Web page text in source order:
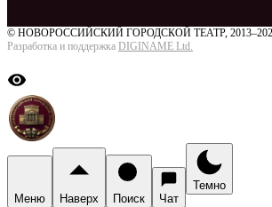
© НОВОРОССИЙСКИЙ ГОРОДСКОЙ ТЕАТР, 2013–2026.
Разработка и поддержка DIGINAME Ltd.
Меню Наверх Поиск Чат
Темно